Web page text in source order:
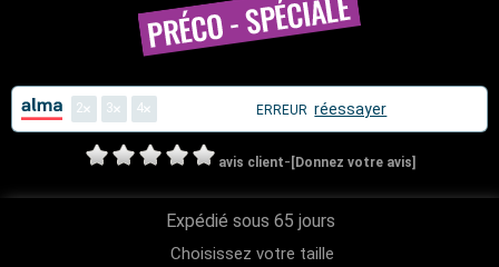
2 3 4 ERREUR réessayer
avis client- [Donnez votre avis]
Expédié sous 65 jours
Choisissez votre taille